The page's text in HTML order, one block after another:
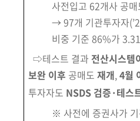
사전입고 62개사 공
→ 97개 기관투자자
비중 기준 86%가
⇨테스트 결과 전산시스템
보완 이후 공매도 재개,4월
투자자도 NSDS 검증·테스
※ 사전에 증권사가